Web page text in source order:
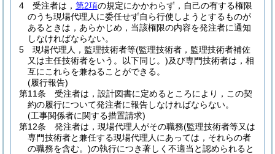
4
受注者は， 第2項の規定にかかわらず，自己の有する権限
のうち現場代理人に委任せず自ら行使しようとするものが
あるときは，あらかじめ，当該権限の内容を発注者に通知
しなければならない。
5
現場代理人，監理技術者等(監理技術者，監理技術者補佐
又は主任技術者をいう。以下同じ。)及び専門技術者は，相
互にこれらを兼ねることができる。
(履行報告)
第11条
受注者は，設計図書に定めるところにより，この契
約の履行について発注者に報告しなければならない。
(工事関係者に関する措置請求)
第12条
発注者は，現場代理人がその職務(監理技術者等又は
専門技術者と兼任する現場代理人にあっては，それらの者
の職務を含む。)の執行につき著しく不適当と認められると